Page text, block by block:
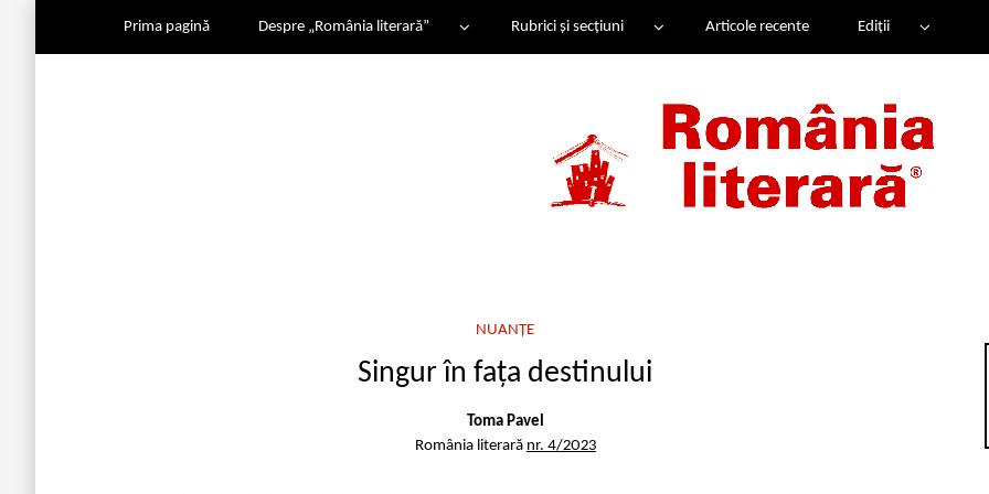
Prima pagină Despre „România literară” Rubrici și secțiuni Articole recente Ediții
NUANȚE
Singur în fața destinului
Toma Pavel
România literară nr. 4/2023